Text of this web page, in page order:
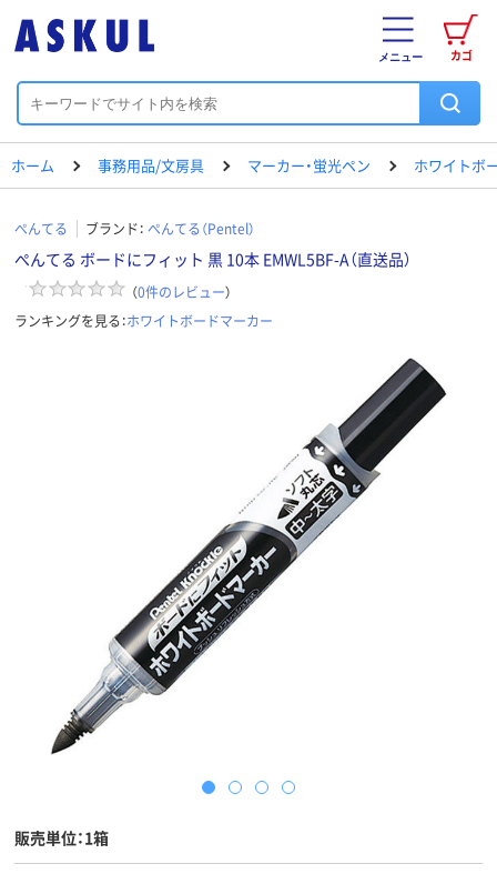
カゴ
メニュー
ホーム 事務用品/文房具 マーカー・蛍光ペン ホワイトボ
ぺんてる ブランド： ぺんてる（Pentel）
ぺんてる ボードにフィット 黒 10本 EMWL5BF-A（直送品）
（0件のレビュー）
ランキングを見る：ホワイトボードマーカー
販売単位：1箱